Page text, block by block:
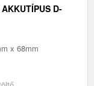
D-
x 68mm